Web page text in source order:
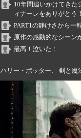
10年間追いかけてきた
ィナーレをありがとう！
PART1の静けさから一
原作の感動的なシーン
最高！泣いた！
ハリー・ポッター、 剣と魔